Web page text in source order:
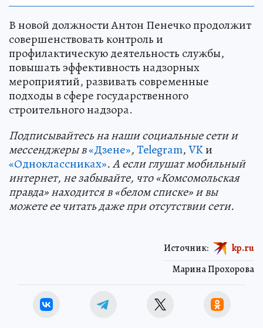
В новой должности Антон Пенечко продолжит
совершенствовать контроль и
профилактическую деятельность службы,
повышать эффективность надзорных
мероприятий, развивать современные
подходы в сфере государственного
строительного надзора.
Подписывайтесь на наши социальные сети и
мессенджеры в«Дзене»,Telegram,VKи
«Одноклассниках». А если глушат мобильный
интернет, не забывайте, что «Комсомольская
правда» находится в «белом списке» и вы
можете ее читать даже при отсутствии сети.
Марина Прохорова
Источник: kp.ru